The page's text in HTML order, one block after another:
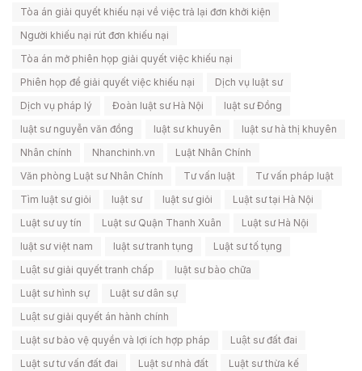
Tòa án giải quyết khiếu nại về việc trả lại đơn khởi kiện
Người khiếu nại rút đơn khiếu nại
Tòa án mở phiên họp giải quyết việc khiếu nại
Phiên họp để giải quyết việc khiếu nại
Dịch vụ luật sư
Dịch vụ pháp lý
Đoàn luật sư Hà Nội
luật sư Đồng
luật sư nguyễn văn đồng
luật sư khuyên
luật sư hà thị khuyên
Nhân chính
Nhanchinh.vn
Luật Nhân Chính
Văn phòng Luật sư Nhân Chính
Tư vấn luật
Tư vấn pháp luật
Tìm luật sư giỏi
luật sư luật sư giỏi
Luật sư tại Hà Nội
Luật sư uy tín
Luật sư Quận Thanh Xuân
Luật sư Hà Nội
luật sư việt nam
luật sư tranh tụng
Luật sư tố tụng
Luật sư giải quyết tranh chấp
luật sư bào chữa
Luật sư hình sự
Luật sư dân sự
Luật sư giải quyết án hành chính
Luật sư bảo vệ quyền và lợi ích hợp pháp
Luật sư đất đai
Luật sư tư vấn đất đai
Luật sư nhà đất
Luật sư thừa kế